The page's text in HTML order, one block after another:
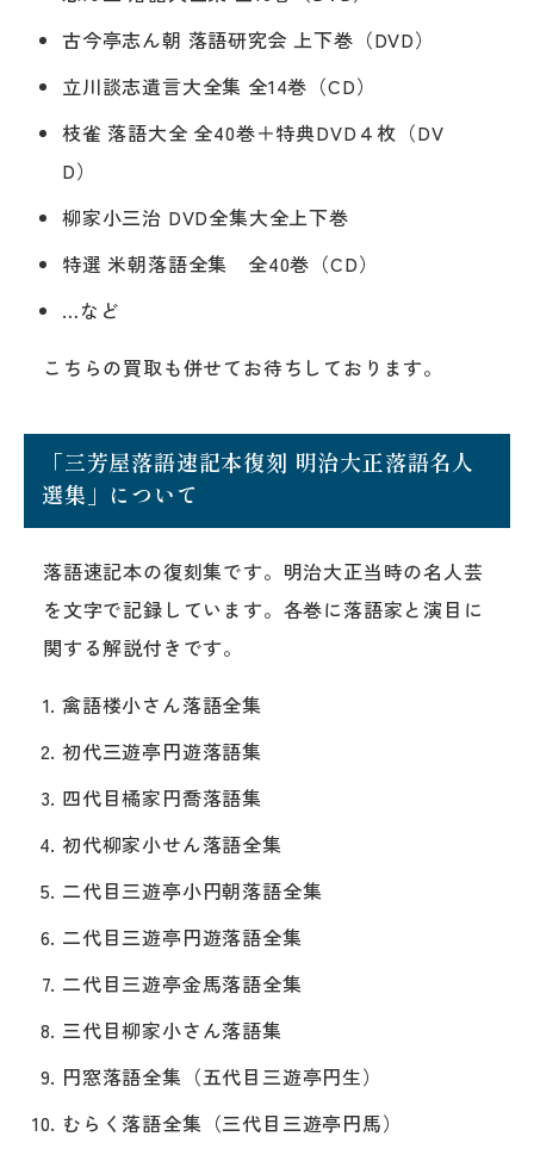
古今亭志ん朝 落語研究会 上下巻（DVD）
立川談志遺言大全集 全14巻（CD）
枝雀 落語大全 全40巻＋特典DVD４枚（DV
D）
柳家小三治 DVD全集大全上下巻
特選 米朝落語全集 全40巻（CD）
…など
こちらの買取も併せてお待ちしております。
「三芳屋落語速記本復刻 明治大正落語名人
選集」について
落語速記本の復刻集です。明治大正当時の名人芸
を文字で記録しています。各巻に落語家と演目に
関する解説付きです。
禽語楼小さん落語全集
初代三遊亭円遊落語集
四代目橘家円喬落語集
初代柳家小せん落語全集
二代目三遊亭小円朝落語全集
二代目三遊亭円遊落語全集
二代目三遊亭金馬落語全集
三代目柳家小さん落語集
円窓落語全集（五代目三遊亭円生）
むらく落語全集（三代目三遊亭円馬）